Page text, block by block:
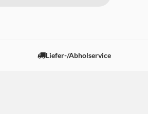
Liefer-/Abholservice